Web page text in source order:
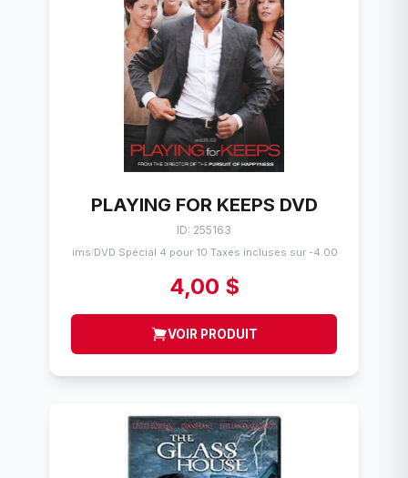
PLAYING FOR KEEPS DVD
ID: 255163
Flims/DVD Spécial 4 pour 10 Taxes incluses sur -4.00$
4,00 $
VOIR PRODUIT